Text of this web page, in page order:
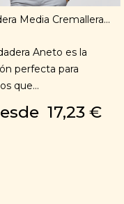
Media Cremallera...
Aneto es la
perfecta para
que...
17,23 €